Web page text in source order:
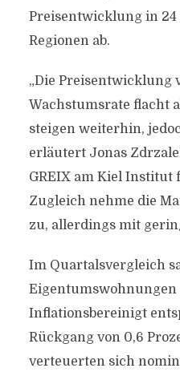
Preisentwicklung in 24
Regionen ab.
„Die Preisentwicklung
Wachstumsrate flacht
steigen weiterhin,
erläutert Jonas
GREIX am Kiel
Zugleich nehme die
zu, allerdings mit
Im Quartalsvergleich
Eigentumswohnungen
Inflationsbereinigt
Rückgang von 0,6
verteuerten sich